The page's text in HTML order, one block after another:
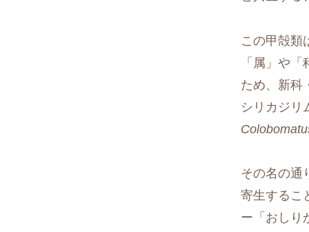
この甲殻類
「属」や
ため、新科
シリカジリ
その名の通
寄生するこ
ー「おしり